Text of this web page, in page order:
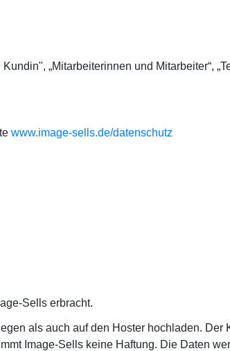
„Mitarbeiterinnen und Mitarbeiter“,
www.image-sells.de/datenschutz
Sells erbracht.
als auch auf den Hoster hochladen. Der
Image-Sells keine Haftung. Die Daten